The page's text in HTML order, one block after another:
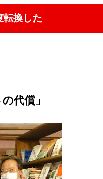
転換した
代償」